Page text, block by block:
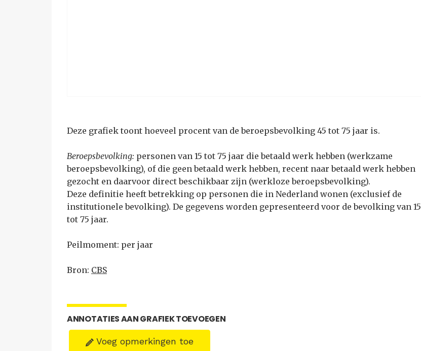
Deze grafiek toont hoeveel procent van de beroepsbevolking 45 tot 75 jaar is.
Beroepsbevolking: personen van 15 tot 75 jaar die betaald werk hebben (werkzame
beroepsbevolking), of die geen betaald werk hebben, recent naar betaald werk hebben
gezocht en daarvoor direct beschikbaar zijn (werkloze beroepsbevolking).
Deze definitie heeft betrekking op personen die in Nederland wonen (exclusief de
institutionele bevolking). De gegevens worden gepresenteerd voor de bevolking van 15
tot 75 jaar.
Peilmoment: per jaar
Bron: CBS
ANNOTATIES AAN GRAFIEK TOEVOEGEN
Voeg opmerkingen toe